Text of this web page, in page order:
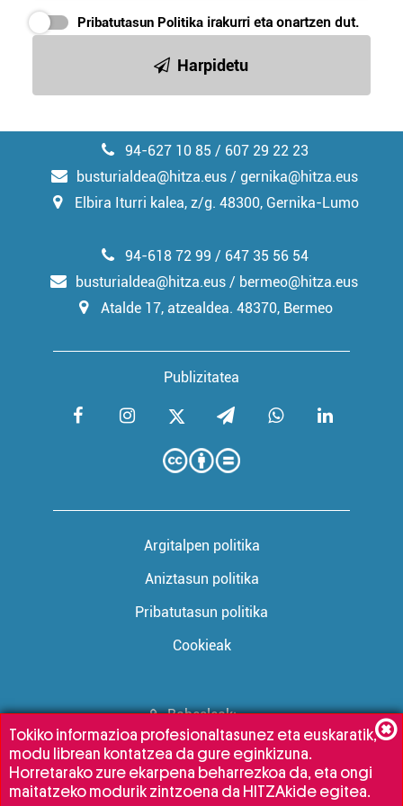
Pribatutasun Politika irakurri eta onartzen dut.
Harpidetu
94-627 10 85 / 607 29 22 23
busturialdea@hitza.eus / gernika@hitza.eus
Elbira Iturri kalea, z/g. 48300, Gernika-Lumo
Publizitatea
94-618 72 99 / 647 35 56 54
busturialdea@hitza.eus / bermeo@hitza.eus
Atalde 17, atzealdea. 48370, Bermeo
Argitalpen politika
Aniztasun politika
Pribatutasun politika
Cookieak
Babesleak:
Tokiko informazioa profesionaltasunez eta euskaratik,
modu librean kontatzea da gure eginkizuna.
Horretarako zure ekarpena beharrezkoa da, eta ongi
maitatzeko modurik zintzoena da HITZAkide egitea.